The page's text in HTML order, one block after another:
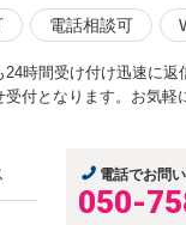
電話相談可
時間受け付け迅速に返
付となります。お気軽
電話でお問
050-